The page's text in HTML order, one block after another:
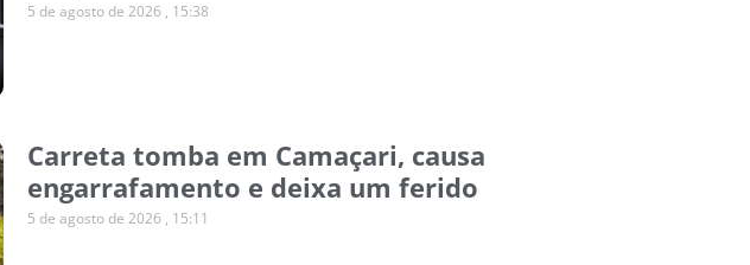
5 de agosto de 2026 15:38
Carreta tomba em Camaçari, causa
engarrafamento e deixa um ferido
5 de agosto de 2026 15:11